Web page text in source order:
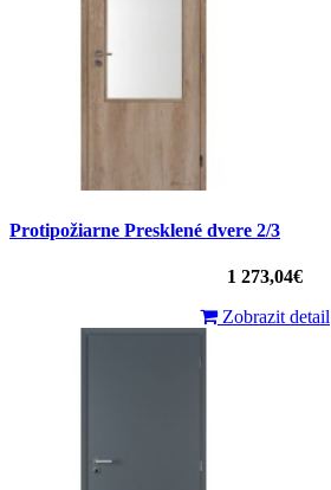
Protipožiarne Presklené dvere 2/3
1 273,04€
Zobrazit detail